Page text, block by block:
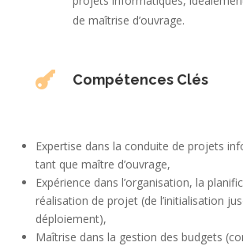
de maîtrise d’ouvrage.
 Compétences Clés
Expertise dans la conduite de projets
tant que maître d’ouvrage,
Expérience dans l’organisation, la
réalisation de projet (de l’initialisation
déploiement),
Maîtrise dans la gestion des budgets